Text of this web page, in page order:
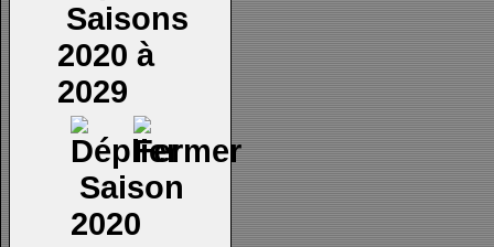
Saisons
2020 à
2029
Saison
2020